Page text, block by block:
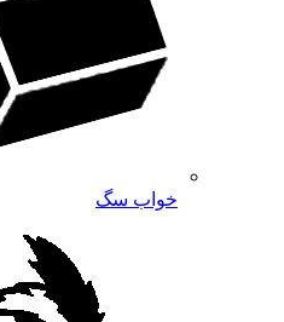
خواب سگ